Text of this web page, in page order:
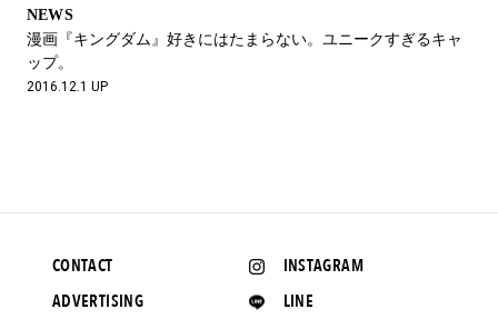
NEWS
漫画『キングダム』好きにはたまらない。ユニークすぎるキャ
ップ。
2016.12.1 UP
INSTAGRAM
LINE
CONTACT
ADVERTISING